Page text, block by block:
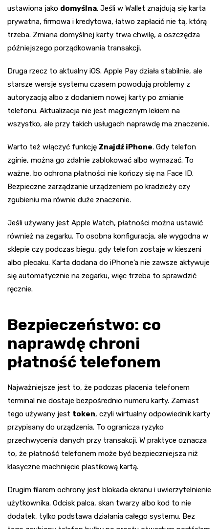
ustawiona jako domyślna. Jeśli w Wallet znajdują się karta
prywatna, firmowa i kredytowa, łatwo zapłacić nie tą, którą
trzeba. Zmiana domyślnej karty trwa chwilę, a oszczędza
późniejszego porządkowania transakcji.
Druga rzecz to aktualny iOS. Apple Pay działa stabilnie, ale
starsze wersje systemu czasem powodują problemy z
autoryzacją albo z dodaniem nowej karty po zmianie
telefonu. Aktualizacja nie jest magicznym lekiem na
wszystko, ale przy takich usługach naprawdę ma znaczenie.
Warto też włączyć funkcję Znajdź iPhone. Gdy telefon
zginie, można go zdalnie zablokować albo wymazać. To
ważne, bo ochrona płatności nie kończy się na Face ID.
Bezpieczne zarządzanie urządzeniem po kradzieży czy
zgubieniu ma równie duże znaczenie.
Jeśli używany jest Apple Watch, płatności można ustawić
również na zegarku. To osobna konfiguracja, ale wygodna w
sklepie czy podczas biegu, gdy telefon zostaje w kieszeni
albo plecaku. Karta dodana do iPhone’a nie zawsze aktywuje
się automatycznie na zegarku, więc trzeba to sprawdzić
ręcznie.
Bezpieczeństwo: co
naprawdę chroni
płatność telefonem
Najważniejsze jest to, że podczas płacenia telefonem
terminal nie dostaje bezpośrednio numeru karty. Zamiast
tego używany jest token, czyli wirtualny odpowiednik karty
przypisany do urządzenia. To ogranicza ryzyko
przechwycenia danych przy transakcji. W praktyce oznacza
to, że płatność telefonem może być bezpieczniejsza niż
klasyczne machnięcie plastikową kartą.
Drugim filarem ochrony jest blokada ekranu i uwierzytelnienie
użytkownika. Odcisk palca, skan twarzy albo kod to nie
dodatek, tylko podstawa działania całego systemu. Bez